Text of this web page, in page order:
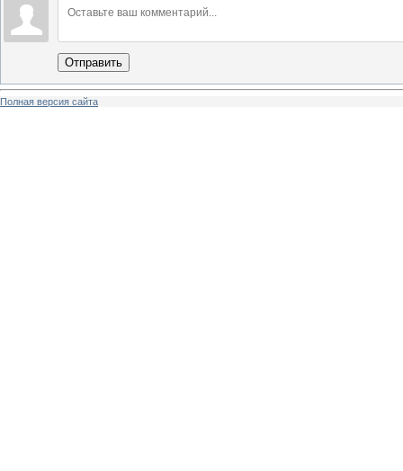
Отправить
Полная версия сайта